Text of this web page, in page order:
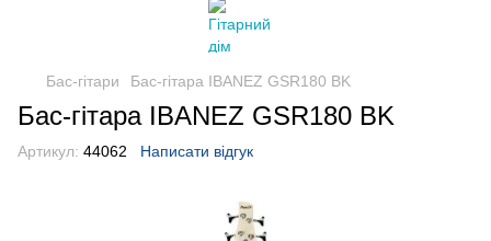
Бас-гітари Бас-гітара IBANEZ GSR180 BK
Бас-гітара IBANEZ GSR180 BK
Артикул: 44062 Написати відгук